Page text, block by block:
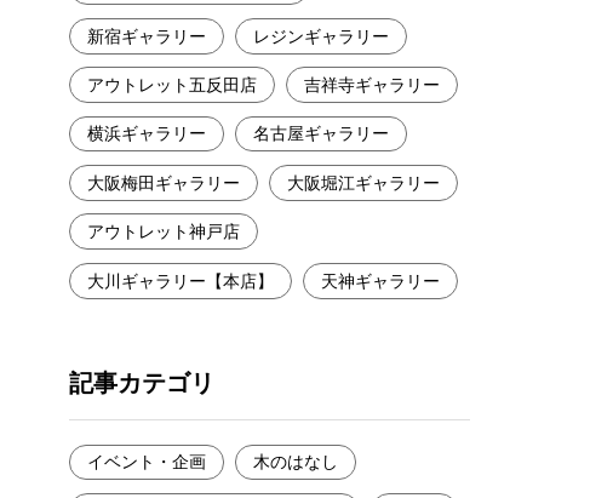
新宿ギャラリー レジンギャラリー
アウトレット五反田店 吉祥寺ギャラリー
横浜ギャラリー 名古屋ギャラリー
大阪梅田ギャラリー 大阪堀江ギャラリー
アウトレット神戸店
大川ギャラリー【本店】 天神ギャラリー
記事カテゴリ
イベント・企画 木のはなし